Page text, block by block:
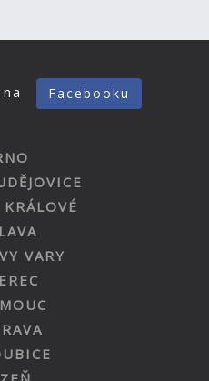
Facebooku
VARY